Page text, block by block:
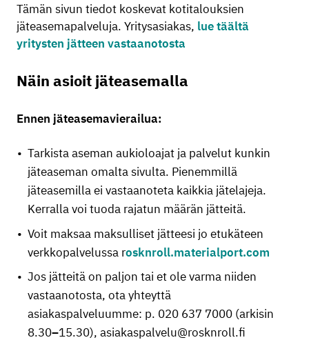
Tämän sivun tiedot koskevat kotitalouksien
jäteasemapalveluja. Yritysasiakas, lue täältä
yritysten jätteen vastaanotosta
Näin asioit jäteasemalla
Ennen jäteasemavierailua:
Tarkista aseman aukioloajat ja palvelut kunkin
jäteaseman omalta sivulta. Pienemmillä
jäteasemilla ei vastaanoteta kaikkia jätelajeja.
Kerralla voi tuoda rajatun määrän jätteitä.
Voit maksaa maksulliset jätteesi jo etukäteen
verkkopalvelussa rosknroll.materialport.com
Jos jätteitä on paljon tai et ole varma niiden
vastaanotosta, ota yhteyttä
asiakaspalveluumme: p. 020 637 7000 (arkisin
8.30–15.30), asiakaspalvelu@rosknroll.fi